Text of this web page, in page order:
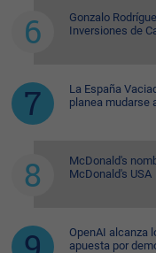
Gonzalo
Inversiones de
La España
planea mudarse
McDonald's
McDonald's USA
OpenAI alcanza
apuesta por